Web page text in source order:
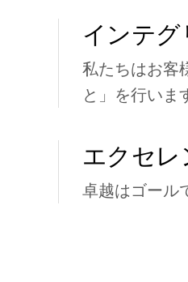
インテグ
私たちはお客
と」を行いま
エクセレ
卓越はゴール